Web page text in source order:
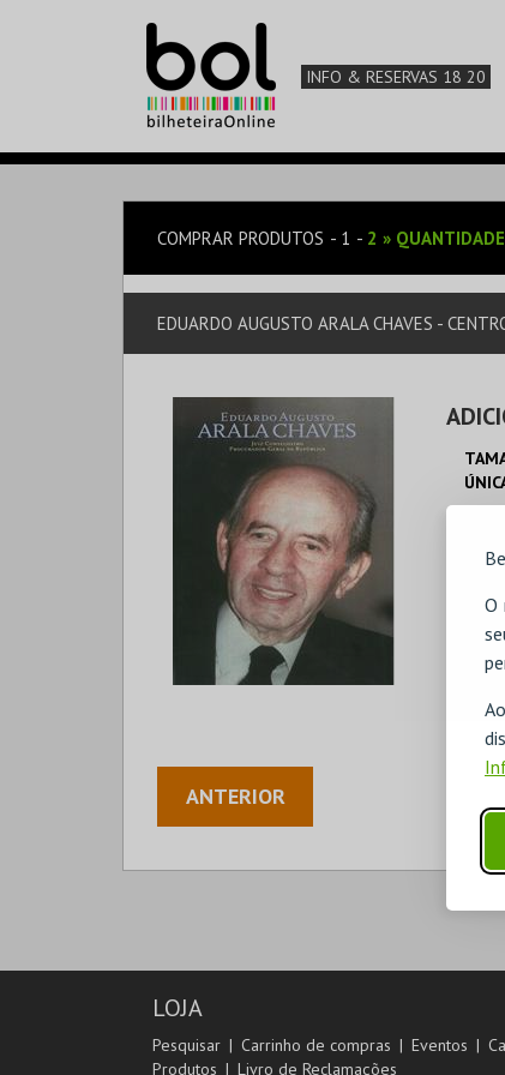
O
INFO & RESERVAS 18 20
COMPRAR PRODUTOS 1 2 » QUANTIDADE
EDUARDO AUGUSTO ARALA CHAVES -
ANTERIOR
LOJA
Pesquisar Carrinho de compras Eventos
Produtos
Livro de Reclamações